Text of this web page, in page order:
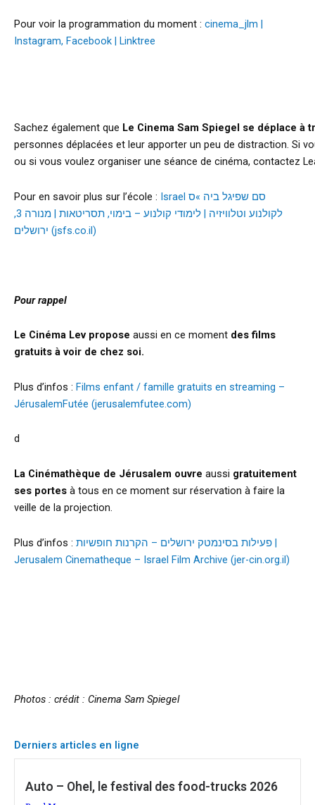
Pour voir la programmation du moment : cinema_jlm |
Instagram, Facebook | Linktree
Sachez également que Le Cinema Sam Spiegel se déplace à
personnes déplacées et leur apporter un peu de distraction. Si
ou si vous voulez organiser une séance de cinéma, contactez
Pour en savoir plus sur l’école : Israel סם שפיגל ביה »ס
לקולנוע וטלוויזיה | לימודי קולנוע – בימוי, תסריטאות | מנורה 3,
ירושלים (jsfs.co.il)
Pour rappel
Le Cinéma Lev propose aussi en ce moment des films
gratuits à voir de chez soi.
Plus d’infos : Films enfant / famille gratuits en streaming –
JérusalemFutée (jerusalemfutee.com)
d
La Cinémathèque de Jérusalem ouvre aussi gratuitement
ses portes à tous en ce moment sur réservation à faire la
veille de la projection.
Plus d’infos : פעילות בסינמטק ירושלים – הקרנות חופשיות |
Jerusalem Cinematheque – Israel Film Archive (jer-cin.org.il)
Photos : crédit : Cinema Sam Spiegel
Derniers articles en ligne
Auto – Ohel, le festival des food-trucks 2026